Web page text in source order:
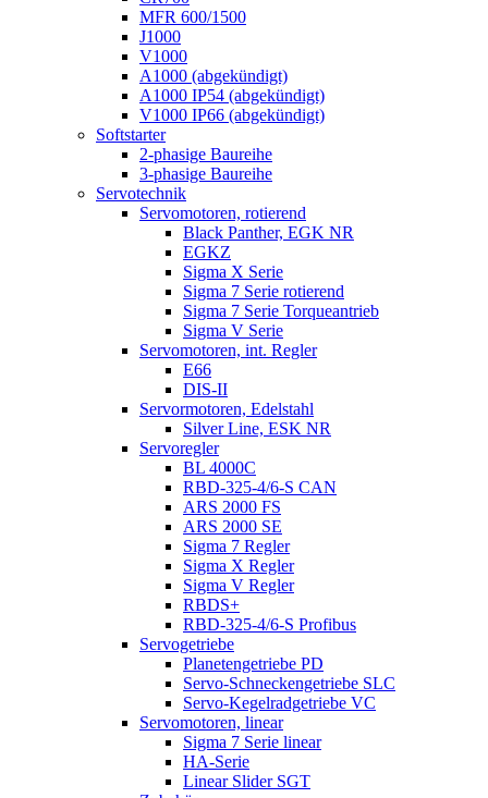
MFR 600/1500
J1000
V1000
A1000 (abgekündigt)
A1000 IP54 (abgekündigt)
V1000 IP66 (abgekündigt)
Softstarter
2-phasige Baureihe
3-phasige Baureihe
Servotechnik
Servomotoren, rotierend
Black Panther, EGK NR
EGKZ
Sigma X Serie
Sigma 7 Serie rotierend
Sigma 7 Serie Torqueantrieb
Sigma V Serie
Servomotoren, int. Regler
E66
DIS-II
Servormotoren, Edelstahl
Silver Line, ESK NR
Servoregler
BL 4000C
RBD-325-4/6-S CAN
ARS 2000 FS
ARS 2000 SE
Sigma 7 Regler
Sigma X Regler
Sigma V Regler
RBDS+
RBD-325-4/6-S Profibus
Servogetriebe
Planetengetriebe PD
Servo-Schneckengetriebe SLC
Servo-Kegelradgetriebe VC
Servomotoren, linear
Sigma 7 Serie linear
HA-Serie
Linear Slider SGT